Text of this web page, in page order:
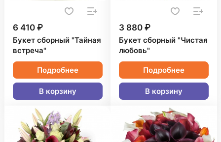
6 410 ₽
Букет сборный "Тайная
встреча"
Подробнее
В корзину
3 880 ₽
Букет сборный "Чистая
любовь"
Подробнее
В корзину